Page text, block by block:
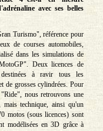
avec ses belles
Turismo", référence pour
de courses automobiles,
dans les simulations de
Deux licences de
à ravir tous les
de grosses cylindrées. Pour
nous retrouvons une
mais technique, ainsi qu'un
motos (sous licences) sont
modélisées en 3D grâce à